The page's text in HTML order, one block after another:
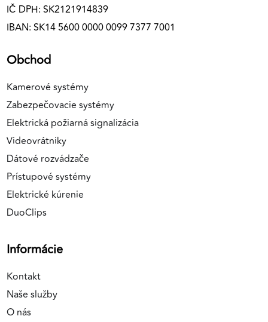
IČ DPH: SK2121914839
IBAN: SK14 5600 0000 0099 7377 7001
Obchod
Kamerové systémy
Zabezpečovacie systémy
Elektrická požiarná signalizácia
Videovrátniky
Dátové rozvádzače
Prístupové systémy
Elektrické kúrenie
DuoClips
Informácie
Kontakt
Naše služby
O nás